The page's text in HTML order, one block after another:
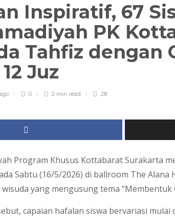
Inspiratif, 67
PK
Tahfiz dengan
Juz
0 2 min read 28
Program Khusus Kottabarat Surakarta
Sabtu (16/5/2026) di ballroom The Alana
yang mengusung tema “Membentuk
capaian hafalan siswa bervariasi mulai